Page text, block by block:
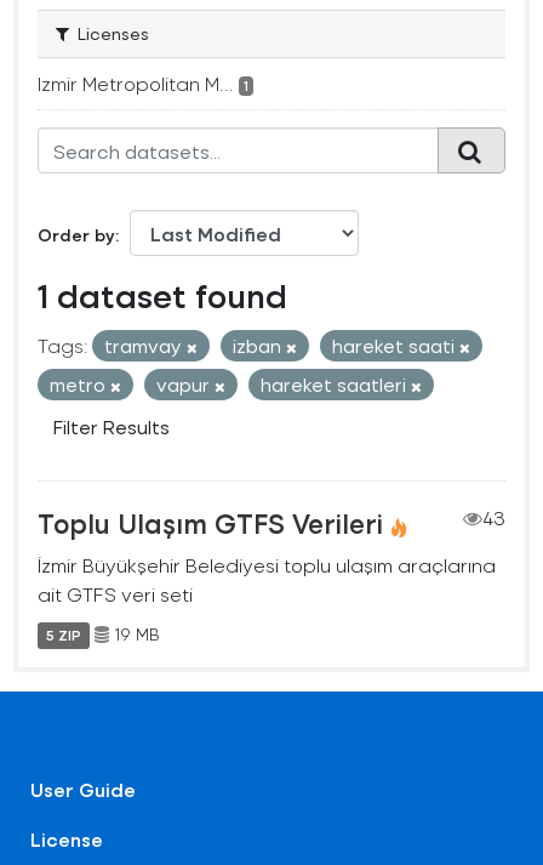
Licenses
Izmir Metropolitan M... 1
Order by
1 dataset found
Tags: tramvay izban
hareket saati
metro
vapur
hareket saatleri
Filter Results
Toplu Ulaşım GTFS Verileri
43
İzmir Büyükşehir Belediyesi toplu ulaşım araçlarına
ait GTFS veri seti
5 ZIP 19 MB
User Guide
License